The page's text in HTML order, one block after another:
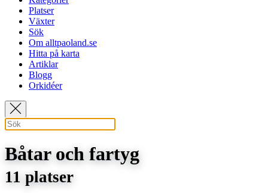
Platser
Växter
Sök
Om alltpaoland.se
Hitta på karta
Artiklar
Blogg
Orkidéer
Båtar och fartyg
11 platser